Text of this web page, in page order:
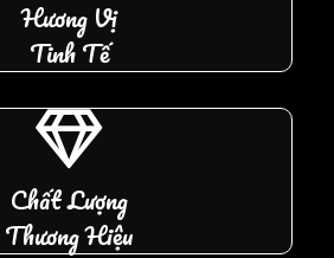
Hương Vị
Tinh Tế
Chất Lượng
Thương Hiệu